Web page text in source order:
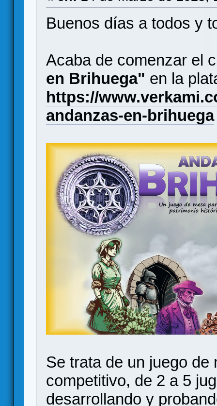
Buenos días a todos y
Acaba de comenzar el
en Brihuega" en la
https://
andanzas-en-brihuega
Se trata de un juego de
competitivo, de 2 a 5
desarrollando y